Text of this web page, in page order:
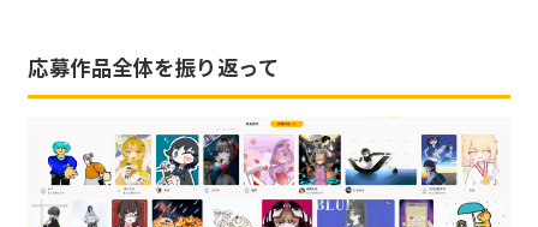
応募作品全体を振り返って